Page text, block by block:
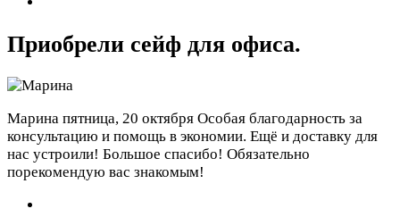
Приобрели сейф для офиса.
Марина пятница, 20 октября Особая благодарность за
консультацию и помощь в экономии. Ещё и доставку для
нас устроили! Большое спасибо! Обязательно
порекомендую вас знакомым!